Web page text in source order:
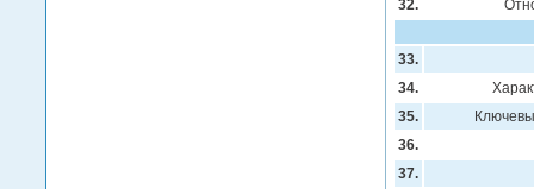
32.
33.
34.
35.
36.
37.